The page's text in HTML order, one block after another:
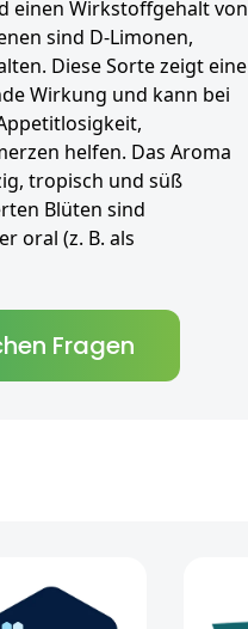
einen Wirkstoffgehalt von
sind D-Limonen,
Diese Sorte zeigt eine
Wirkung und kann bei
helfen. Das Aroma
tropisch und süß
Blüten sind
oral (z. B. als
Fragen